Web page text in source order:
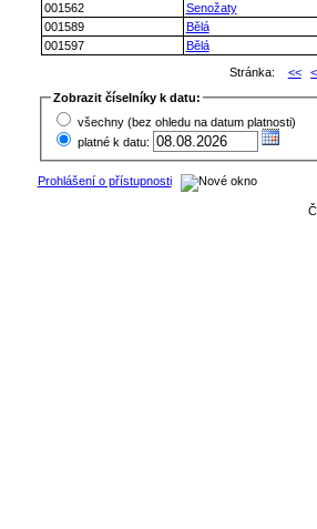
001562
Senožaty
001589
Bělá
001597
Bělá
Stránka:
<< <
Zobrazit číselníky k datu:
všechny (bez ohledu na datum platnosti)
platné k datu:
Prohlášení o přístupnosti